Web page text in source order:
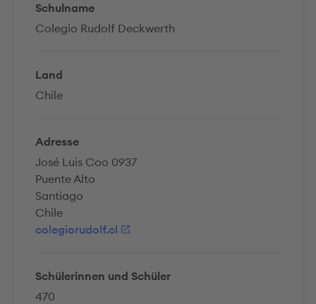
Schulname
Colegio Rudolf Deckwerth
Land
Chile
Adresse
José Luis Coo 0937
Puente Alto
Santiago
Chile
colegiorudolf.cl
Schülerinnen und Schüler
470